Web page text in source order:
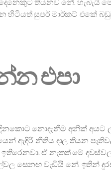
හිටියත් සුපර් මාර්කට් එකේ
එපා
නොදැනීම අනික් අයට
ඇඳිරි නීතිය දාල තියන
ඒ නැතත් මේ
සෙනඟ වැඩියි නේ. ඉතින්